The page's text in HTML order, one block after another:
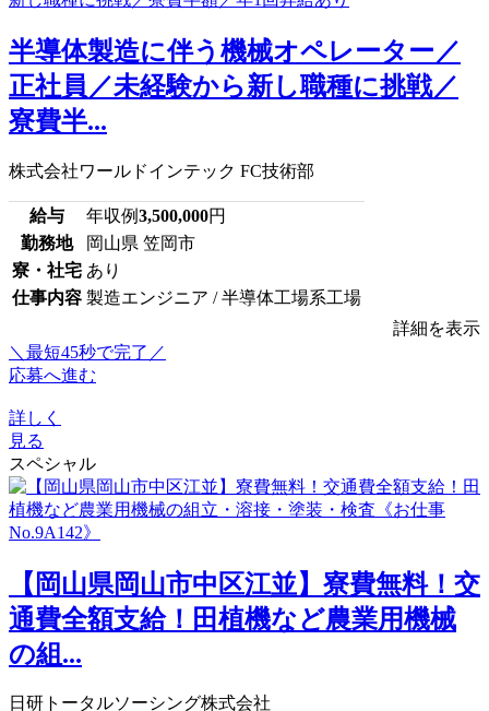
半導体製造に伴う機械オペレーター／
正社員／未経験から新し職種に挑戦／
寮費半...
株式会社ワールドインテック FC技術部
給与 年収例3,500,000円
勤務地
岡山県 笠岡市
寮・社宅 あり
仕事内容 製造エンジニア / 半導体工場系工場
詳細を表示
＼最短45秒で完了／
応募へ進む
詳しく
見る
スペシャル
【岡山県岡山市中区江並】寮費無料！交
通費全額支給！田植機など農業用機械
の組...
日研トータルソーシング株式会社